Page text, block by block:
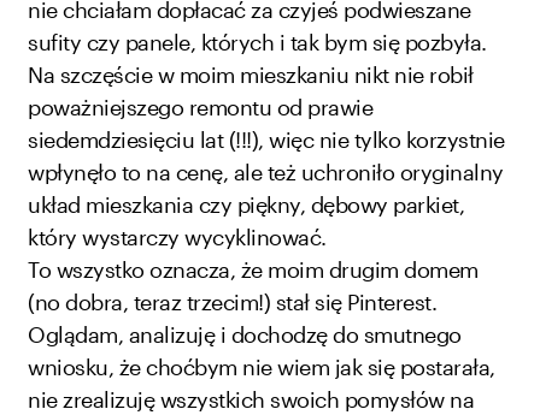
nie chciałam dopłacać za czyjeś podwieszane
sufity czy panele, których i tak bym się pozbyła.
Na szczęście w moim mieszkaniu nikt nie robił
poważniejszego remontu od prawie
siedemdziesięciu lat (!!!), więc nie tylko korzystnie
wpłynęło to na cenę, ale też uchroniło oryginalny
układ mieszkania czy piękny, dębowy parkiet,
który wystarczy wycyklinować.
To wszystko oznacza, że moim drugim domem
(no dobra, teraz trzecim!) stał się Pinterest.
Oglądam, analizuję i dochodzę do smutnego
wniosku, że choćbym nie wiem jak się postarała,
nie zrealizuję wszystkich swoich pomysłów na